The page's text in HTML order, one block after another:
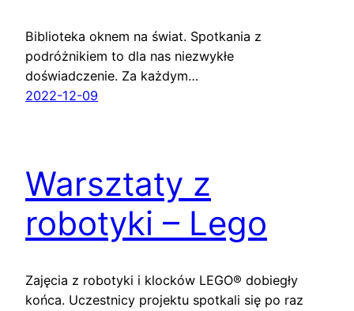
Biblioteka oknem na świat. Spotkania z
podróżnikiem to dla nas niezwykłe
doświadczenie. Za każdym…
2022-12-09
Warsztaty z
robotyki – Lego
Zajęcia z robotyki i klocków LEGO® dobiegły
końca. Uczestnicy projektu spotkali się po raz